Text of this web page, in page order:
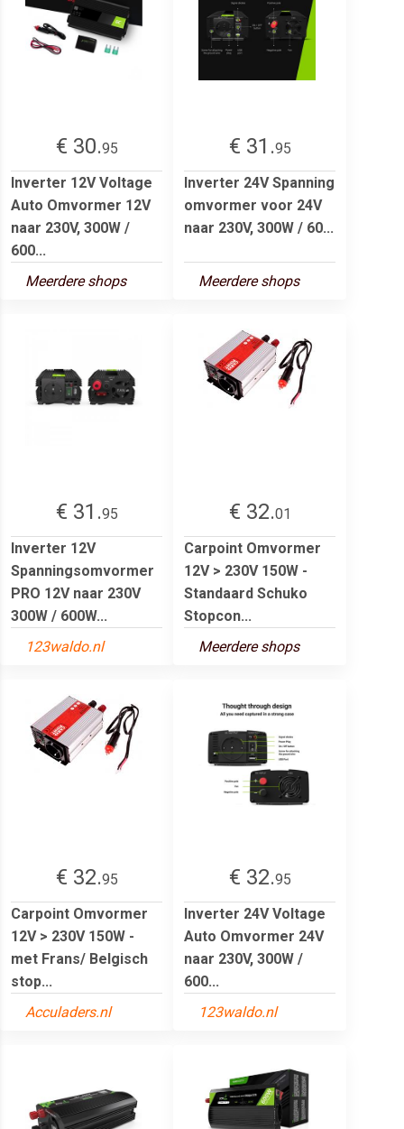
€ 30.95
Inverter 12V Voltage
Auto Omvormer 12V
naar 230V, 300W /
600...
Meerdere shops
€ 31.95
Inverter 24V Spanning
omvormer voor 24V
naar 230V, 300W / 60...
Meerdere shops
€ 31.95
Inverter 12V
Spanningsomvormer
PRO 12V naar 230V
300W / 600W...
123waldo.nl
€ 32.01
Carpoint Omvormer
12V > 230V 150W -
Standaard Schuko
Stopcon...
Meerdere shops
€ 32.95
Carpoint Omvormer
12V > 230V 150W -
met Frans/ Belgisch
stop...
Acculaders.nl
€ 32.95
Inverter 24V Voltage
Auto Omvormer 24V
naar 230V, 300W /
600...
123waldo.nl